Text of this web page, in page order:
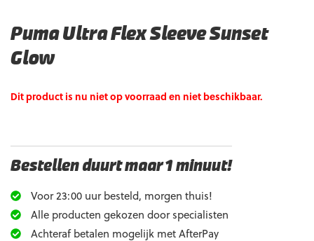
Puma Ultra Flex Sleeve Sunset
Glow
Dit product is nu niet op voorraad en niet beschikbaar.
Bestellen duurt maar 1 minuut!
Voor 23:00 uur besteld, morgen thuis!
Alle producten gekozen door specialisten
Achteraf betalen mogelijk met AfterPay